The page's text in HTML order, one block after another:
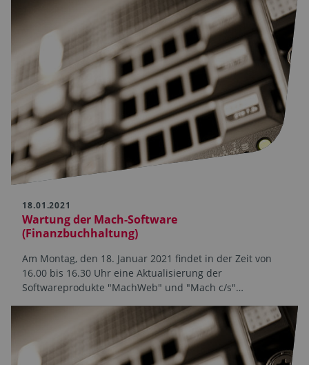
18.01.2021
Wartung der Mach-Software
(Finanzbuchhaltung)
Am Montag, den 18. Januar 2021 findet in der Zeit von
16.00 bis 16.30 Uhr eine Aktualisierung der
Softwareprodukte "MachWeb" und "Mach c/s"…